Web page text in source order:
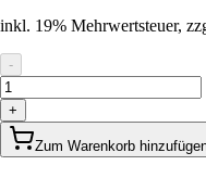
inkl. 19% Mehrwertsteuer,
-
+
Zum Warenkorb